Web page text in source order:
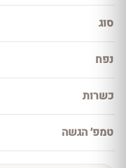
סוג
נפח
כשרות
טמפ׳ הגשה